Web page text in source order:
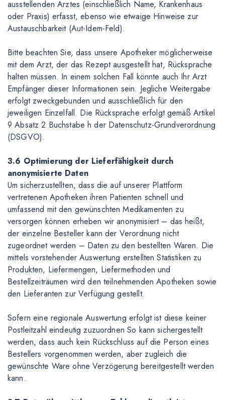
ausstellenden Arztes (einschließlich Name, Krankenhaus
oder Praxis) erfasst, ebenso wie etwaige Hinweise zur
Austauschbarkeit (Aut-Idem-Feld).
Bitte beachten Sie, dass unsere Apotheker möglicherweise
mit dem Arzt, der das Rezept ausgestellt hat, Rücksprache
halten müssen. In einem solchen Fall könnte auch Ihr Arzt
Empfänger dieser Informationen sein. Jegliche Weitergabe
erfolgt zweckgebunden und ausschließlich für den
jeweiligen Einzelfall. Die Rücksprache erfolgt gemäß Artikel
9 Absatz 2 Buchstabe h der Datenschutz-Grundverordnung
(DSGVO).
3.6 Optimierung der Lieferfähigkeit durch
anonymisierte Daten
Um sicherzustellten, dass die auf unserer Plattform
vertretenen Apotheken ihren Patienten schnell und
umfassend mit den gewünschten Medikamenten zu
versorgen können erheben wir anonymisiert – das heißt,
der einzelne Besteller kann der Verordnung nicht
zugeordnet werden – Daten zu den bestellten Waren. Die
mittels vorstehender Auswertung erstellten Statistiken zu
Produkten, Liefermengen, Liefermethoden und
Bestellzeiträumen wird den teilnehmenden Apotheken sowie
den Lieferanten zur Verfügung gestellt.
Sofern eine regionale Auswertung erfolgt ist diese keiner
Postleitzahl eindeutig zuzuordnen So kann sichergestellt
werden, dass auch kein Rückschluss auf die Person eines
Bestellers vorgenommen werden, aber zugleich die
gewünschte Ware ohne Verzögerung bereitgestellt werden
kann.